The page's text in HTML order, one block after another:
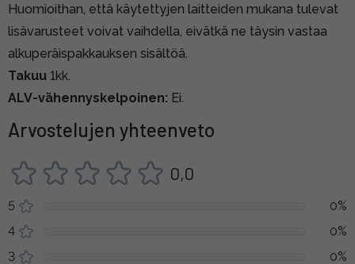
Huomioithan, että käytettyjen laitteiden mukana tulevat
lisävarusteet voivat vaihdella, eivätkä ne täysin vastaa
alkuperäispakkauksen sisältöä.
Takuu 1kk.
ALV-vähennyskelpoinen: Ei.
Arvostelujen yhteenveto
0,0
5
0%
4
0%
3
0%